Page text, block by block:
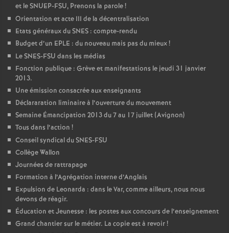
et le SNUEP-FSU, Prenons la parole!
Orientation et acte III de la décentralisation
Etats généraux du SNES : compte-rendu
Budget d’un EPLE : du nouveau mais pas du mieux!
Le SNES-FSU dans les médias
Fonction publique : Grève et manifestations le jeudi 31 janvier
2013.
Une émission consacrée aux enseignants
Déclararation liminaire à l’ouverture du mouvement
Semaine Émancipation 2013 du 7 au 17 juillet (Avignon)
Tous dans l’action !
Conseil syndical du SNES-FSU
Collège Wallon
Journées de rattrapage
Formation à l’Agrégation interne d’Anglais
Expulsion de Leonarda : dans le Var, comme ailleurs, nous nous
devons de réagir.
Éducation et Jeunesse : les postes aux concours de l’enseignement
Grand chantier sur le métier. La copie est à revoir!